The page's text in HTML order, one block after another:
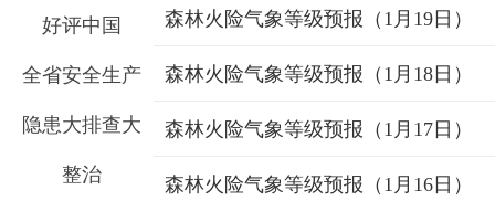
好评中国
全省安全生产
隐患大排查大
整治
森林火险气象等级预报（1月19日）
森林火险气象等级预报（1月18日）
森林火险气象等级预报（1月17日）
森林火险气象等级预报（1月16日）